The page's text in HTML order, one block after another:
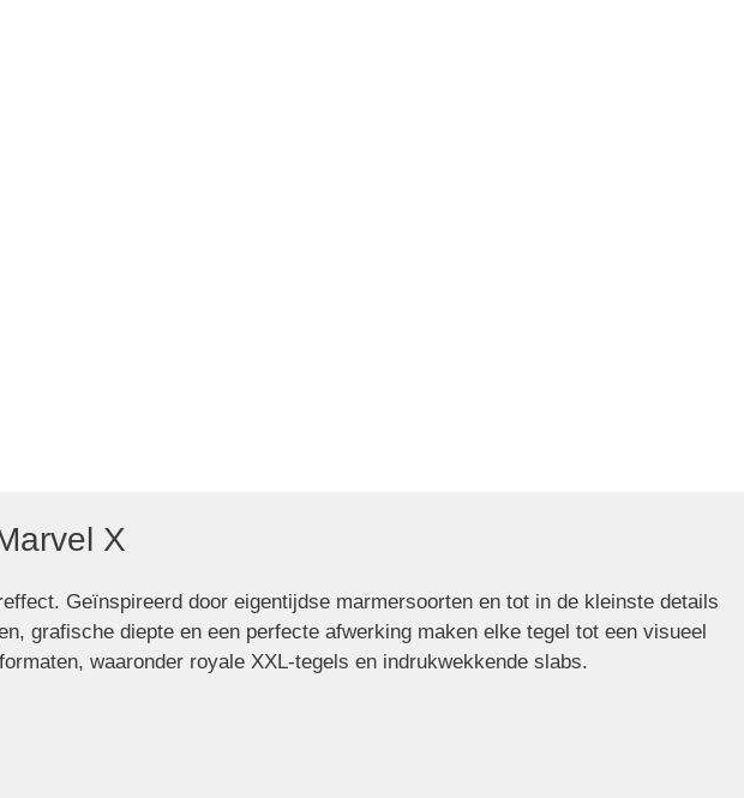
X
Geïnspireerd door eigentijdse marmersoorten en tot in de kleinste details
grafische diepte en een perfecte afwerking maken elke tegel tot een visueel
waaronder royale XXL-tegels en indrukwekkende slabs.